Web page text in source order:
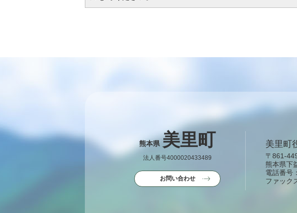
熊本県 美里町
法人番号4000020433489
お問い合わせ
美里町
〒861-
熊本県下
電話番号
ファック